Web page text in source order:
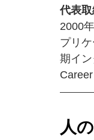
代表
2000
プリ
期イ
人